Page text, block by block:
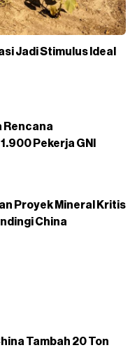
Jadi Stimulus Ideal
Rencana
Pekerja GNI
Proyek Mineral Kritis
China
Tambah 20 Ton